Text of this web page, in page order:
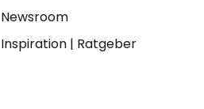
Newsroom
Inspiration| Ratgeber